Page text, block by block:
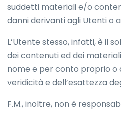
suddetti materiali e/o
danni derivanti agli Utenti o
L’Utente stesso, infatti, è il
dei contenuti ed dei
nome e per conto proprio o
veridicità e dell’esattezza
F.M., inoltre, non è